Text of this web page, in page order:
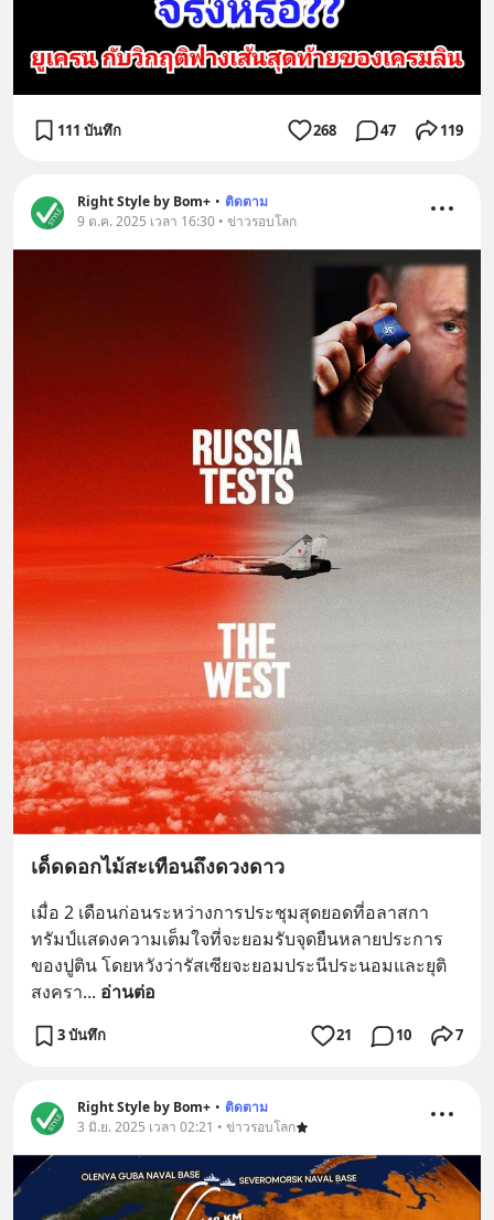
111 บันทึก 268 47 119
Right Style by Bom+ • ติดตาม
9 ต.ค. 2025 เวลา 16:30 • ข่าวรอบโลก
เด็ดดอกไม้สะเทือนถึงดวงดาว
เมื่อ 2 เดือนก่อนระหว่างการประชุมสุดยอดที่อลาสกา
ทรัมป์แสดงความเต็มใจที่จะยอมรับจุดยืนหลายประการ
ของปูติน โดยหวังว่ารัสเซียจะยอมประนีประนอมและยุติ
สงครา... อ่านต่อ
3 บันทึก 21 10 7
Right Style by Bom+ • ติดตาม
3 มิ.ย. 2025 เวลา 02:21 • ข่าวรอบโลก